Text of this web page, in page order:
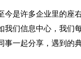
今是许多企业里的座
我们信息中心，我们
一起分享，遇到的